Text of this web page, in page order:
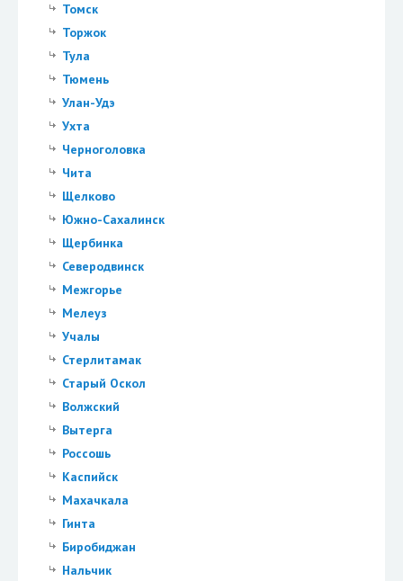
Томск
Торжок
Тула
Тюмень
Улан-Удэ
Ухта
Черноголовка
Чита
Щелково
Южно-Сахалинск
Щербинка
Северодвинск
Межгорье
Мелеуз
Учалы
Стерлитамак
Старый Оскол
Волжский
Вытерга
Россошь
Каспийск
Махачкала
Гинта
Биробиджан
Нальчик